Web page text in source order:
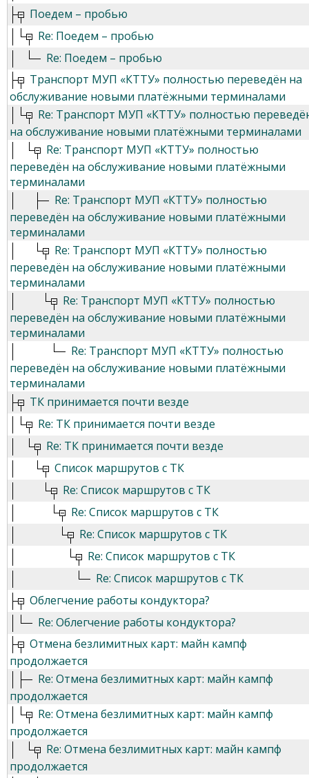
Поедем – пробью
Re: Поедем – пробью
Re: Поедем – пробью
Транспорт МУП «КТТУ» полностью переведён на
обслуживание новыми платёжными терминалами
Re: Транспорт МУП «КТТУ» полностью
на обслуживание новыми платёжными терминалами
Re: Транспорт МУП «КТТУ» полностью
переведён на обслуживание новыми платёжными
терминалами
Re: Транспорт МУП «КТТУ» полностью
переведён на обслуживание новыми платёжными
терминалами
Re: Транспорт МУП «КТТУ» полностью
переведён на обслуживание новыми платёжными
терминалами
Re: Транспорт МУП «КТТУ» полностью
переведён на обслуживание новыми платёжными
терминалами
Re: Транспорт МУП «КТТУ» полностью
переведён на обслуживание новыми платёжными
терминалами
ТК принимается почти везде
Re: ТК принимается почти везде
Re: ТК принимается почти везде
Список маршрутов с ТК
Re: Список маршрутов с ТК
Re: Список маршрутов с ТК
Re: Список маршрутов с ТК
Re: Список маршрутов с ТК
Re: Список маршрутов с ТК
Облегчение работы кондуктора?
Re: Облегчение работы кондуктора?
Отмена безлимитных карт: майн кампф
продолжается
Re: Отмена безлимитных карт: майн кампф
продолжается
Re: Отмена безлимитных карт: майн кампф
продолжается
Re: Отмена безлимитных карт: майн кампф
продолжается